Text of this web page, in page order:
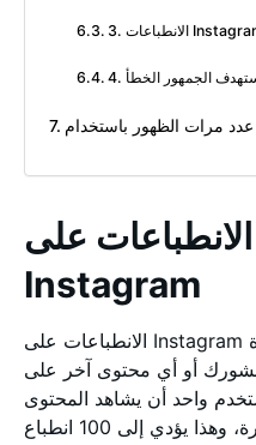
تستهدف الجمهور الخطأ
على
Instagram
الانطباعات على Instagram هي عدد مرات مشاهدة
أو أي محتوى آخر على
واحد أن يشاهد المحتوى